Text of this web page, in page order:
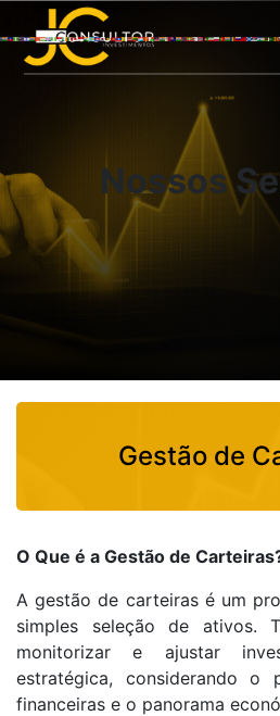
Gestão de
Nossos
Gestão de
O Que é a Gestão de
A gestão de carteiras é um
simples seleção de ativos.
monitorizar e ajustar
estratégica, considerando
financeiras e o panorama